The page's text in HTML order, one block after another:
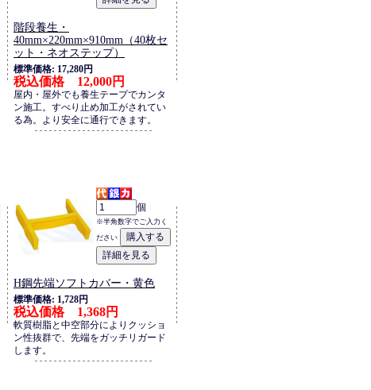
階段養生・
40mm×220mm×910mm（40枚セ
ット・ネオステップ）
標準価格: 17,280円
税込価格 12,000円
屋内・屋外でも養生テープでカンタ
ン施工。すべり止め加工がされてい
る為。より安全に通行できます。
個
※半角数字でご入力く
ださい
H鋼先端ソフトカバー・黄色
標準価格: 1,728円
税込価格 1,368円
軟質樹脂と中空部分によりクッショ
ン性抜群で、先端をガッチリガード
します。